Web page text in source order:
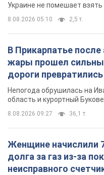
Украине не помешает
8.08.2026 05:10 2,5 т.
В Прикарпатье
жары прошел
дороги
Непогода обрушилась на
область и курортный
8.08.2026 09:27 36,1 т.
Женщине начислили
долга за газ из-за
неисправного